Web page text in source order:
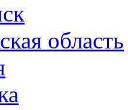
область